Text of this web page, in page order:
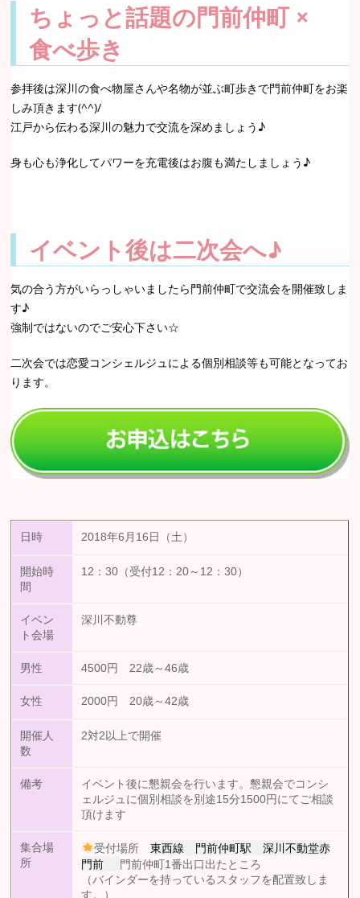
ちょっと話題の門前仲町 ×
食べ歩き
参拝後は深川の食べ物屋さんや名物が並ぶ町歩きで門前仲町をお楽
しみ頂きます(^^)/
江戸から伝わる深川の魅力で交流を深めましょう♪
身も心も浄化してパワーを充電後はお腹も満たしましょう♪
イベント後は二次会へ♪
気の合う方がいらっしゃいましたら門前仲町で交流会を開催致しま
す♪
強制ではないのでご安心下さい☆
二次会では恋愛コンシェルジュによる個別相談等も可能となってお
ります。
日時 2018年6月16日（土）
開始時
間
12：30（受付12：20～12：30）
イベン
ト会場
深川不動尊
男性 4500円 22歳～46歳
女性 2000円 20歳～42歳
開催人
数
2対2以上で開催
備考
イベント後に懇親会を行います。懇親会でコンシ
ェルジュに個別相談を別途15分1500円にてご相談
頂けます
集合場
所
受付場所東西線 門前仲町駅 深川不動堂赤
門前
門前仲町1番出口出たところ
（バインダーを持っているスタッフを配置致しま
す。）